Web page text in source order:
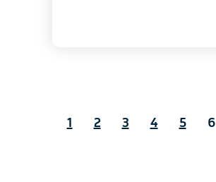
1 2 3 4 5 6